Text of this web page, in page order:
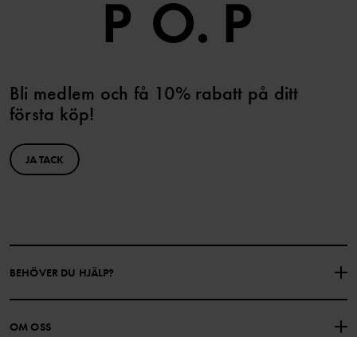
Bli medlem och få 10% rabatt på ditt
första köp!
JA TACK
BEHÖVER DU HJÄLP?
KONTAKTA OSS
OM OSS